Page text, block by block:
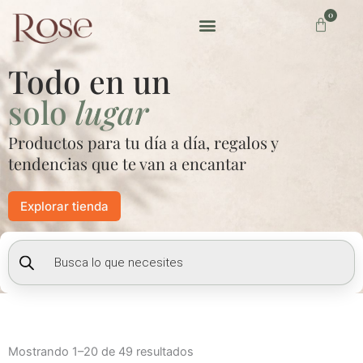
contenido
0
Carrito
Todo en un
sololugar
Productos para tu día a día, regalos y
tendencias que te van a encantar
Explorar tienda
Búsqueda
de
productos
Mostrando 1–20 de 49 resultados